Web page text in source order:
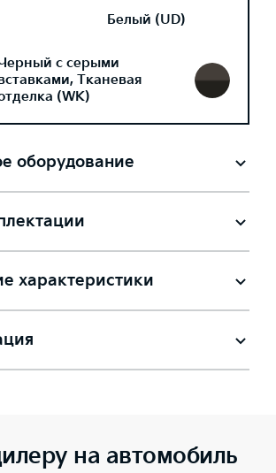
Белый (UD)
с серыми
Тканевая
(WK)
оборудование
характеристики
на автомобиль